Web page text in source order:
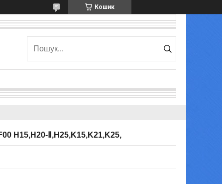
Кошик
H15,H20-Ⅱ,H25,K15,K21,K25,